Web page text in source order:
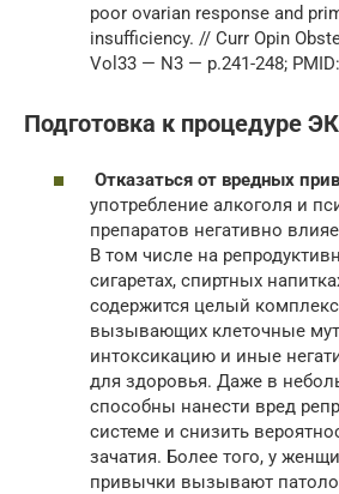
poor ovarian response and
insufficiency. // Curr Opin
Vol33 — N3 — p.241-248;
Подготовка к процедуре
Отказаться от вредных
употребление алкоголя и
препаратов негативно
В том числе на
сигаретах, спиртных
содержится целый
вызывающих клеточные
интоксикацию и иные
для здоровья. Даже в
способны нанести вред
системе и снизить
зачатия. Более того, у
привычки вызывают